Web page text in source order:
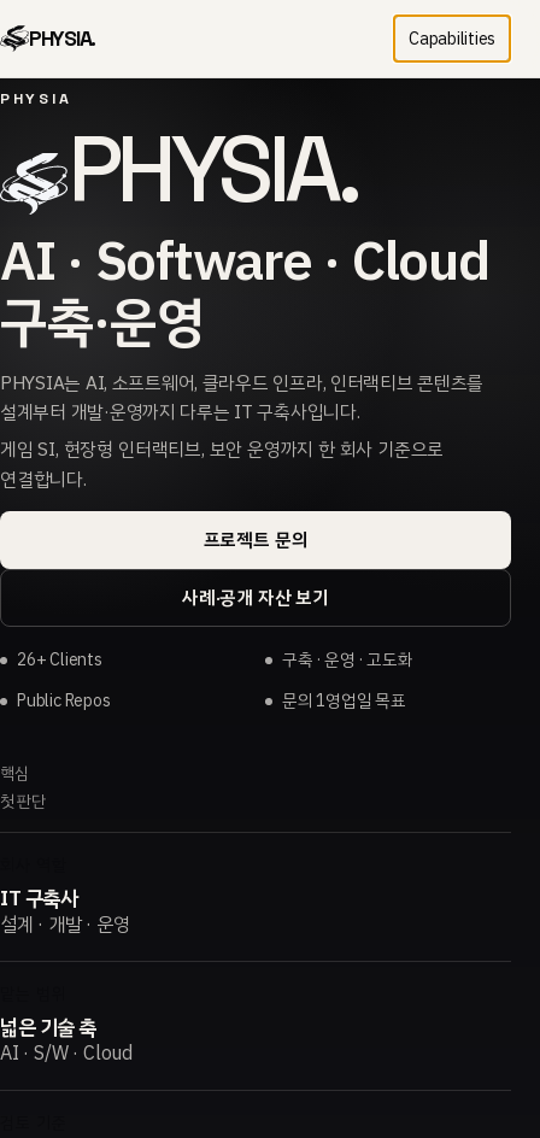
PHYSIA. Capabilities
PHYSIA
PHYSIA.
AI · Software · Cloud
구축·운영
PHYSIA는 AI, 소프트웨어, 클라우드 인프라, 인터랙티브 콘텐츠를
설계부터 개발·운영까지 다루는 IT 구축사입니다.
게임 SI, 현장형 인터랙티브, 보안 운영까지 한 회사 기준으로
연결합니다.
프로젝트 문의
사례·공개 자산 보기
26+ Clients
구축 · 운영 · 고도화
Public Repos
문의 1영업일 목표
핵심
첫 판단
IT 구축사
설계 · 개발 · 운영
넓은 기술 축
AI · S/W · Cloud